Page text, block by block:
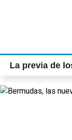
La previa de